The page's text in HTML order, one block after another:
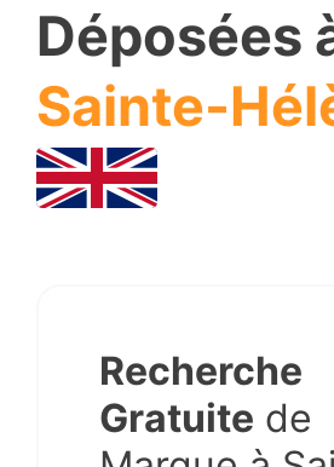
Déposées
Sainte-
Recherche
Gratuite de